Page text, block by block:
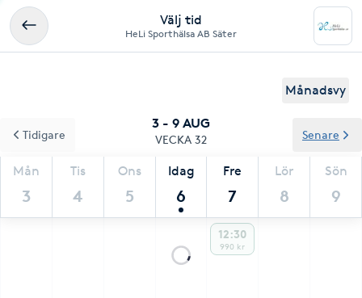
Välj tid
HeLi Sporthälsa AB Säter
Månadsvy
3 - 9 AUG
VECKA 32
Mån
3
Tis
4
Ons
5
Idag
6
Fre
7
Lör
8
Sön
9
Tidigare Senare
12:30
990 kr